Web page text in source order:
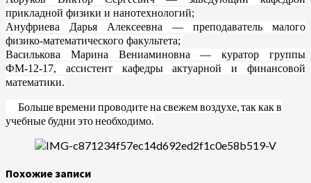
прикладной физики и нанотехнологий;
Ануфриева Дарья Алексеевна — преподаватель малого
физико-математического факультета;
Василькова Марина Вениаминовна — куратор группы
ФМ-12-17, ассистент кафедры актуарной и финансовой
математики.
Больше времени проводите на свежем воздухе, так как в
учебные будни это необходимо.
Похожие записи